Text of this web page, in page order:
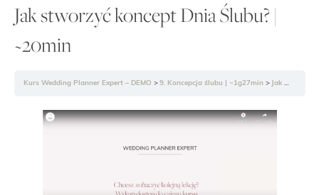
Jak stworzyć koncept Dnia Ślubu? |
~20min
Kurs Wedding Planner Expert – DEMO 9. Koncepcja ślubu | ~1g27min Jak stworzyć koncept Dnia Ślubu? | ~20min